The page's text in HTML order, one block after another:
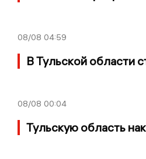
08/08 04:59
В Тульской области
08/08 00:04
Тульскую область